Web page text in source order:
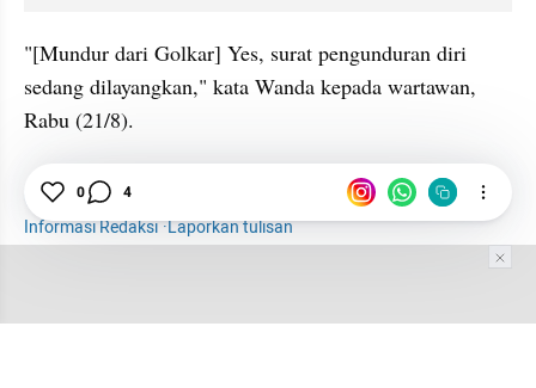
"[Mundur dari Golkar] Yes, surat pengunduran diri
sedang dilayangkan," kata Wanda kepada wartawan,
Rabu (21/8).
Hiburan Wanda Hamidah
Demo
Informasi Redaksi·Laporkan tulisan
0 4